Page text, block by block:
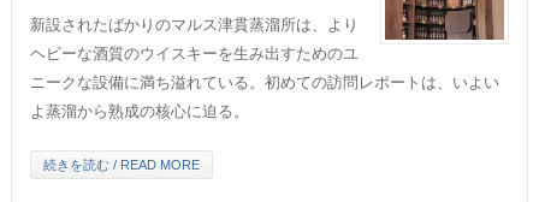
新設されたばかりのマルス津貫蒸溜所は、より
ヘビーな酒質のウイスキーを生み出すためのユ
ニークな設備に満ち溢れている。初めての訪問レポートは、いよい
よ蒸溜から熟成の核心に迫る。
続きを読む / READ MORE